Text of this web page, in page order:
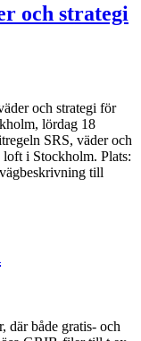
och strategi
och strategi för
lördag 18
SRS, väder och
i Stockholm. Plats:
till
där både gratis- och